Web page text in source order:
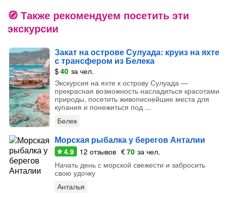
Также рекомендуем посетить эти
экскурсии
Закат на острове Сулуада: круиз на яхте
с трансфером из Белека
$40 за чел.
Экскурсия на яхте к острову Сулуада —
прекрасная возможность насладиться красотами
природы, посетить живописнейшие места для
купания и понежиться под ...
Белек
Морская рыбалка у берегов Анталии
4.9 12 отзывов €70 за чел.
Начать день с морской свежести и забросить
свою удочку
Анталья